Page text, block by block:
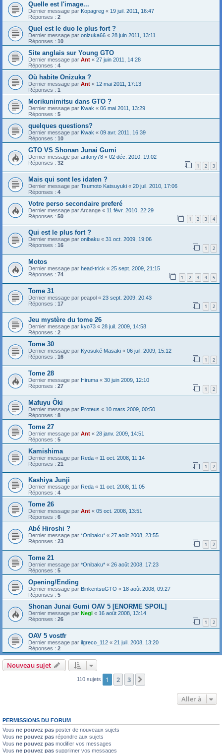
Quelle est l'image...
Dernier message par Kopagreg « 19 juil. 2011, 16:47
Réponses : 2
Quel est le duo le plus fort ?
Dernier message par onizuka66 « 28 juin 2011, 13:11
Réponses : 10
Site anglais sur Young GTO
Dernier message par Ant « 27 juin 2011, 14:28
Réponses : 4
Où habite Onizuka ?
Dernier message par Ant « 12 mai 2011, 17:13
Réponses : 1
Morikunimitsu dans GTO ?
Dernier message par Kwak « 06 mai 2011, 13:29
Réponses : 5
quelques questions?
Dernier message par Kwak « 09 avr. 2011, 16:39
Réponses : 10
GTO VS Shonan Junai Gumi
Dernier message par antony78 « 02 déc. 2010, 19:02
Réponses : 32 1 2 3
Mais qui sont les idaten ?
Dernier message par Tsumoto Katsuyuki « 20 juil. 2010, 17:06
Réponses : 4
Votre perso secondaire preferé
Dernier message parArcange « 11 févr. 2010, 22:29
Réponses : 50 1 2 3 4
Qui est le plus fort ?
Dernier message par onibaku « 31 oct. 2009, 19:06
Réponses : 16 1 2
Motos
Dernier message par head-trick « 25 sept. 2009, 21:15
Réponses : 74 1 2 3 4 5
Tome 31
Dernier message par peapol « 23 sept. 2009, 20:43
Réponses : 17 1 2
Jeu mystère du tome 26
Dernier message par kyo73 « 28 juil. 2009, 14:58
Réponses : 2
Tome 30
Dernier message par Kyosuké Masaki « 06 juil. 2009, 15:12
Réponses : 16 1 2
Tome 28
Dernier message par Hiruma « 30 juin 2009, 12:10
Réponses : 27 1 2
Mafuyu Ôki
Dernier message par Proteus « 10 mars 2009, 00:50
Réponses : 8
Tome 27
Dernier message par Ant « 28 janv. 2009, 14:51
Réponses : 5
Kamishima
Dernier message par Reda « 11 oct. 2008, 11:14
Réponses : 21 1 2
Kashiya Junji
Dernier message par Reda « 11 oct. 2008, 11:05
Réponses : 4
Tome 26
Dernier message par Ant « 05 oct. 2008, 13:51
Réponses : 6
Abé Hiroshi ?
Dernier message par *Onibaku* « 27 août 2008, 23:55
Réponses : 23 1 2
Tome 21
Dernier message par *Onibaku* « 26 août 2008, 17:23
Réponses : 5
Opening/Ending
Dernier message par BinkentsuGTO « 18 août 2008, 09:27
Réponses : 5
Shonan Junai Gumi OAV 5 [ENORME SPOIL]
Dernier message par Negi « 16 août 2008, 13:14
Réponses : 26 1 2
OAV 5 vostfr
Dernier message par ilgreco_112 « 21 juil. 2008, 13:20
Réponses : 2
Nouveau sujet
110 sujets 1 2 3
Aller à
PERMISSIONS DU FORUM
Vous ne pouvez pas poster de nouveaux sujets
Vous ne pouvez pas répondre aux sujets
Vous ne pouvez pas modifier vos messages
Vous ne pouvez pas supprimer vos messages